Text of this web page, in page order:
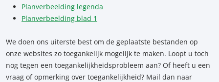
Planverbeelding legenda
Planverbeelding blad 1
We doen ons uiterste best om de geplaatste bestanden op
onze websites zo toegankelijk mogelijk te maken. Loopt u toch
nog tegen een toegankelijkheidsprobleem aan? Of heeft u een
vraag of opmerking over toegankelijkheid? Mail dan naar